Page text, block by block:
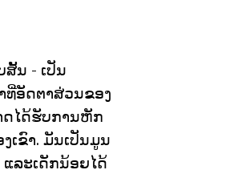
ນ - ເປັນ
ທີ່ອັດຕາສ່ວນຂອງ
ດໄດ້ຮັບການຫັກ
ເຂົາ. ມັນເປັນມູນ
ແລະເດັກນ້ອຍໄດ້